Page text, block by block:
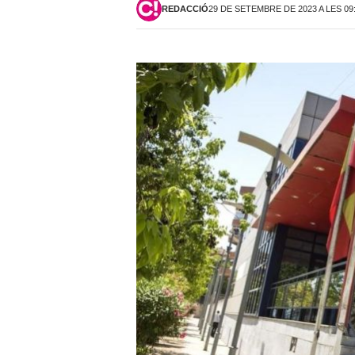
REDACCIÓ29 DE SETEMBRE DE 2023 A LES